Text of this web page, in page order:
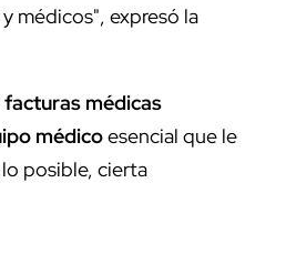
médicos", expresó la
facturas médicas
médicoesencial que le
posible, cierta